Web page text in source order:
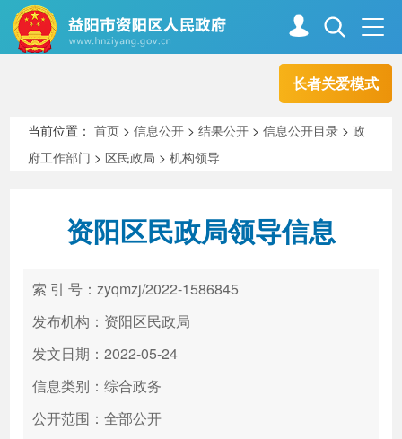
长者关爱模式
走进资阳
新闻中心 解读回应
政务服务
高效办成一件事
当前位置：首页 >信息公开 >结果公开 >信息公开目录 >政
府工作部门 > 区民政局 >机构领导
资阳区民政局领导信息
索 引 号：zyqmzj/2022-1586845
发布机构：资阳区民政局
发文日期：2022-05-24
信息类别：综合政务
公开范围：全部公开